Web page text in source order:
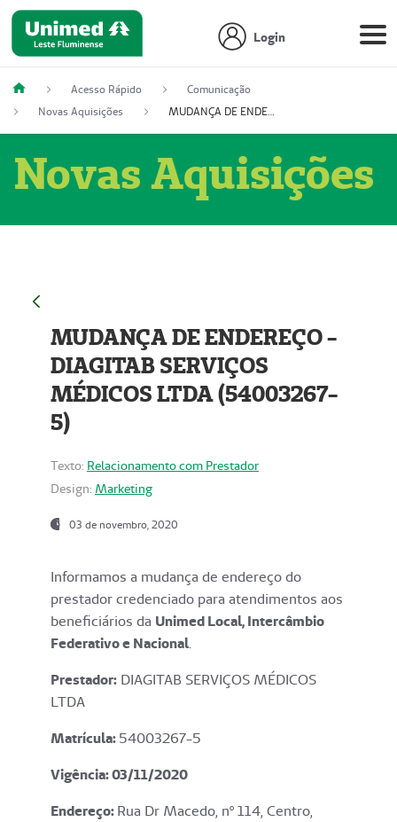
Login
Acesso Rápido
Comunicação
Novas Aquisições
MUDANÇA DE ENDEREÇO - DIAGITAB SERVIÇOS MÉDICOS LTDA (54003267-5)
Novas Aquisições
MUDANÇA DE ENDEREÇO -
DIAGITAB SERVIÇOS
MÉDICOS LTDA (54003267-
5)
Texto: Relacionamento com Prestador
Design: Marketing
03 de novembro, 2020
Informamos a mudança de endereço do
prestador credenciado para atendimentos aos
beneficiários da Unimed Local, Intercâmbio
Federativo e Nacional.
Prestador: DIAGITAB SERVIÇOS MÉDICOS
LTDA
Matrícula:54003267-5
Vigência: 03/11/2020
Endereço:Rua Dr Macedo, nº 114, Centro,